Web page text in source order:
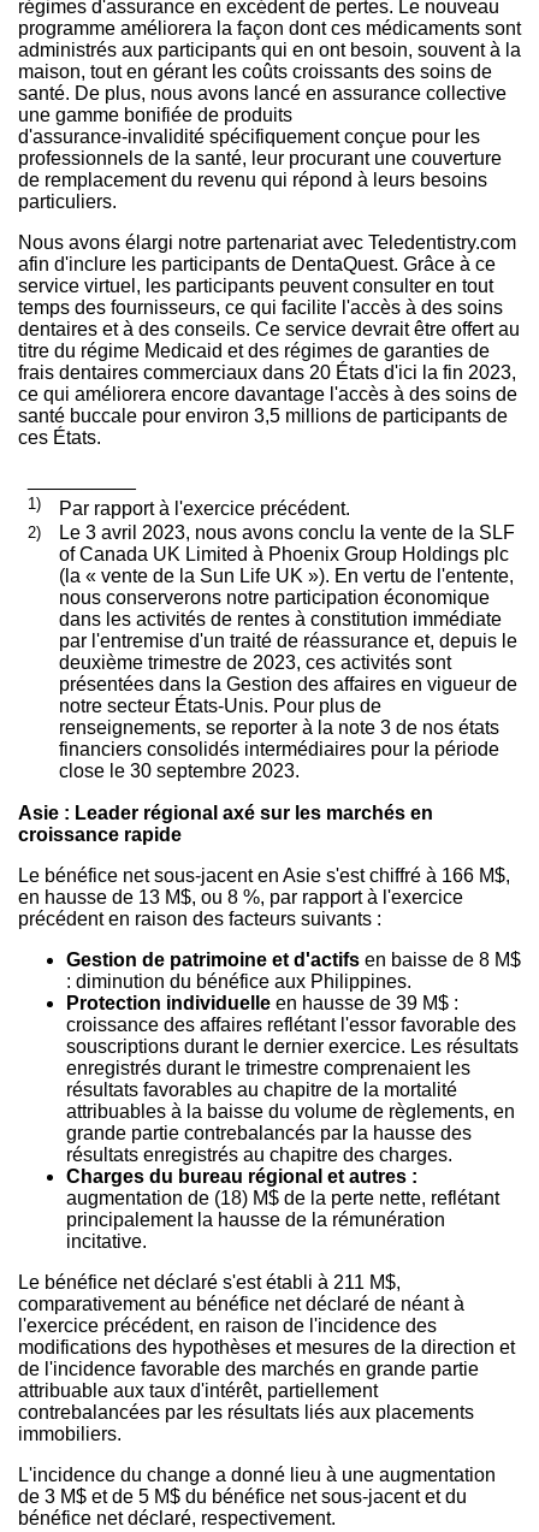
régimes d'assurance en excédent de pertes. Le nouveau
programme améliorera la façon dont ces médicaments sont
administrés aux participants qui en ont besoin, souvent à la
maison, tout en gérant les coûts croissants des soins de
santé. De plus, nous avons lancé en assurance collective
une gamme bonifiée de produits
d'assurance-invalidité spécifiquement conçue pour les
professionnels de la santé, leur procurant une couverture
de remplacement du revenu qui répond à leurs besoins
particuliers.
Nous avons élargi notre partenariat avec Teledentistry.com
afin d'inclure les participants de DentaQuest. Grâce à ce
service virtuel, les participants peuvent consulter en tout
temps des fournisseurs, ce qui facilite l'accès à des soins
dentaires et à des conseils. Ce service devrait être offert au
titre du régime Medicaid et des régimes de garanties de
frais dentaires commerciaux dans 20 États d'ici la fin 2023,
ce qui améliorera encore davantage l'accès à des soins de
santé buccale pour environ 3,5 millions de participants de
ces États.
1) Par rapport à l'exercice précédent.
2)
Le 3 avril 2023, nous avons conclu la vente de la SLF
of Canada UK Limited à Phoenix Group Holdings plc
(la « vente de la Sun Life UK »). En vertu de l'entente,
nous conserverons notre participation économique
dans les activités de rentes à constitution immédiate
par l'entremise d'un traité de réassurance et, depuis le
deuxième trimestre de 2023, ces activités sont
présentées dans la Gestion des affaires en vigueur de
notre secteur États-Unis. Pour plus de
renseignements, se reporter à la note 3 de nos états
financiers consolidés intermédiaires pour la période
close le 30 septembre 2023.
Asie : Leader régional axé sur les marchés en
croissance rapide
Le bénéfice net sous-jacent en Asie s'est chiffré à 166 M$,
en hausse de 13 M$, ou 8 %, par rapport à l'exercice
précédent en raison des facteurs suivants :
Gestion de patrimoine et d'actifs en baisse de 8 M$
: diminution du bénéfice aux Philippines.
Protection individuelle en hausse de 39 M$ :
croissance des affaires reflétant l'essor favorable des
souscriptions durant le dernier exercice. Les résultats
enregistrés durant le trimestre comprenaient les
résultats favorables au chapitre de la mortalité
attribuables à la baisse du volume de règlements, en
grande partie contrebalancés par la hausse des
résultats enregistrés au chapitre des charges.
Charges du bureau régional et autres :
augmentation de (18) M$ de la perte nette, reflétant
principalement la hausse de la rémunération
incitative.
Le bénéfice net déclaré s'est établi à 211 M$,
comparativement au bénéfice net déclaré de néant à
l'exercice précédent, en raison de l'incidence des
modifications des hypothèses et mesures de la direction et
de l'incidence favorable des marchés en grande partie
attribuable aux taux d'intérêt, partiellement
contrebalancées par les résultats liés aux placements
immobiliers.
L'incidence du change a donné lieu à une augmentation
de 3 M$ et de 5 M$ du bénéfice net sous-jacent et du
bénéfice net déclaré, respectivement.